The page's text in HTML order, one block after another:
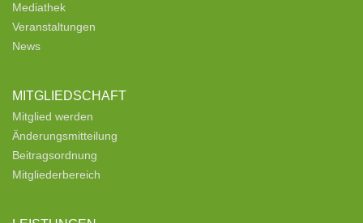
Mediathek
Veranstaltungen
News
MITGLIEDSCHAFT
Mitglied werden
Änderungsmitteilung
Beitragsordnung
Mitgliederbereich